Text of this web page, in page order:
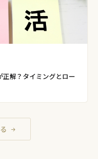
正解？タイミングとロー